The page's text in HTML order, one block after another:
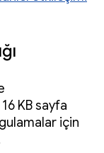
KB sayfa
için